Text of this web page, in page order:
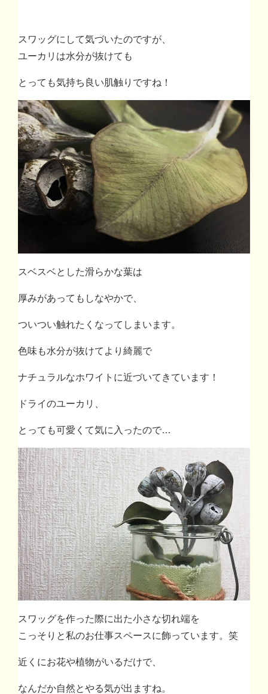
スワッグにして気づいたのですが、
ユーカリは水分が抜けても
とっても気持ち良い肌触りですね！
スベスベとした滑らかな葉は
厚みがあってもしなやかで、
ついつい触れたくなってしまいます。
色味も水分が抜けてより綺麗で
ナチュラルなホワイトに近づいてきています！
ドライのユーカリ、
とっても可愛くて気に入ったので…
スワッグを作った際に出た小さな切れ端を
こっそりと私のお仕事スペースに飾っています。笑
近くにお花や植物がいるだけで、
なんだか自然とやる気が出ますね。